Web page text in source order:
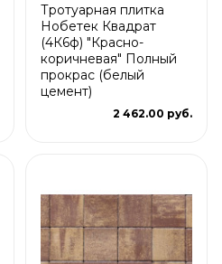
Тротуарная плитка
Нобетек Квадрат
(4К6ф) "Красно-
коричневая" Полный
прокрас (белый
цемент)
2 462.00 руб.